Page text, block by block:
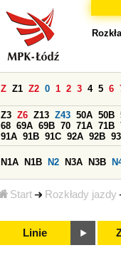
Start Rozkłady jazdy
Z Z1 Z2 0 1 2 3 4 5 6
Z3 Z6 Z13 Z43 50A 50B
68 69A 69B 70 71A 71B
91A 91B 91C 92A 92B 93
N1A N1B N2 N3A N3B
Linie